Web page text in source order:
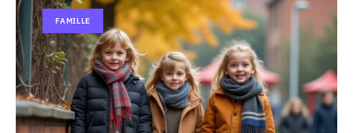
FAMILLE